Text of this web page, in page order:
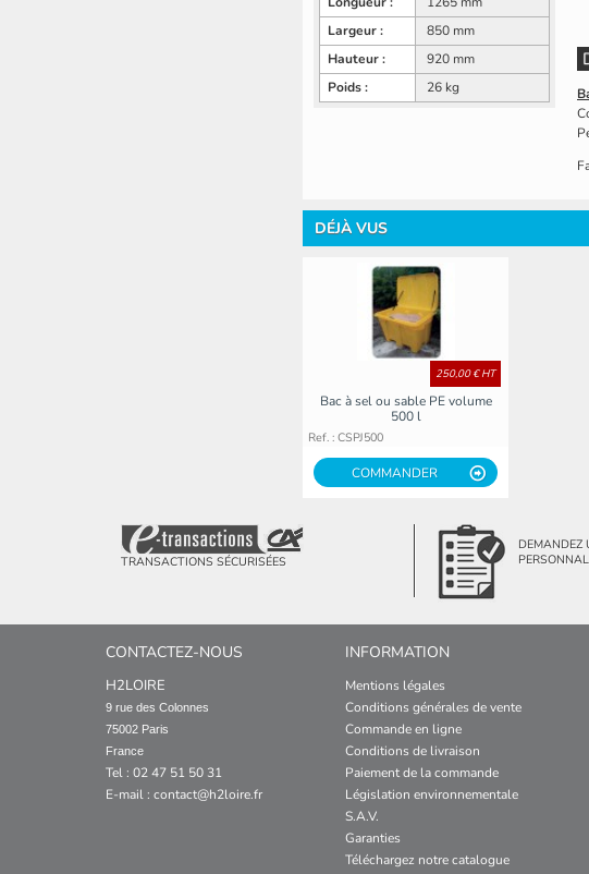
Largeur :
850 mm
Hauteur :
920 mm
Poids :
26 kg
DÉJÀ VUS
250,00 € HT
Bac à sel ou sable PE volume
500 l
Ref. : CSPJ500
COMMANDER
TRANSACTIONS SÉCURISÉES
DEMANDEZ
CONTACTEZ-NOUS
H2LOIRE
9 rue des Colonnes
75002 Paris
France
Tel : 02 47 51 50 31
E-mail : contact@h2loire.fr
INFORMATION
Mentions légales
Conditions générales de vente
Commande en ligne
Conditions de livraison
Paiement de la commande
Législation environnementale
S.A.V.
Garanties
Téléchargez notre catalogue